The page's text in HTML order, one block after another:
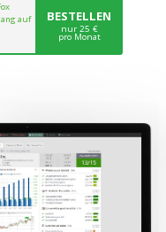
auf
BESTELLEN
nur 25 €
pro Monat